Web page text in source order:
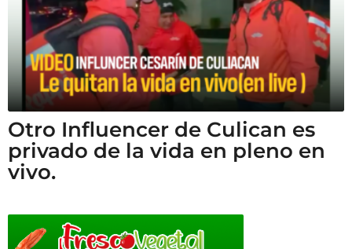
Otro Influencer de Culican es
privado de la vida en pleno en
vivo.